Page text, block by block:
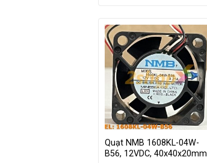
Quạt NMB 1608KL-04W-
B56, 12VDC, 40x40x20mm